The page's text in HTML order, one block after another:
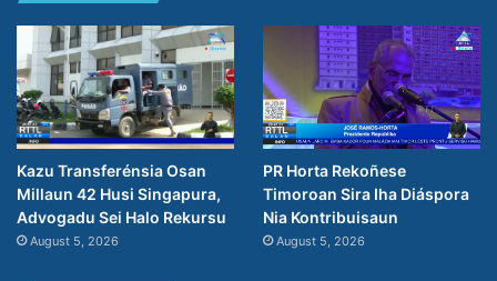
Kazu Transferénsia Osan
Millaun 42 Husi Singapura,
Advogadu Sei Halo Rekursu
August 5, 2026
PR Horta Rekoñese
Timoroan Sira Iha Diáspora
Nia Kontribuisaun
August 5, 2026